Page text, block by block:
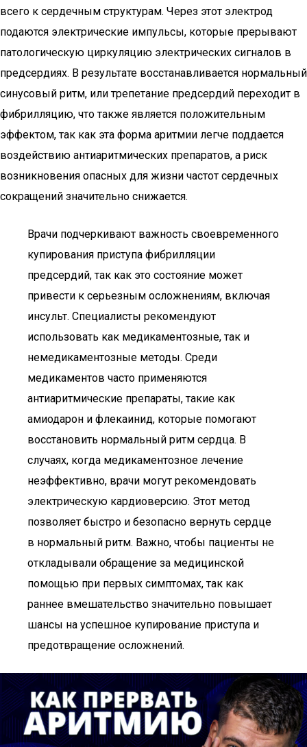
всего к сердечным структурам. Через этот электрод
подаются электрические импульсы, которые прерывают
патологическую циркуляцию электрических сигналов в
предсердиях. В результате восстанавливается нормальный
синусовый ритм, или трепетание предсердий переходит в
фибрилляцию, что также является положительным
эффектом, так как эта форма аритмии легче поддается
воздействию антиаритмических препаратов, а риск
возникновения опасных для жизни частот сердечных
сокращений значительно снижается.
Врачи подчеркивают важность своевременного
купирования приступа фибрилляции
предсердий, так как это состояние может
привести к серьезным осложнениям, включая
инсульт. Специалисты рекомендуют
использовать как медикаментозные, так и
немедикаментозные методы. Среди
медикаментов часто применяются
антиаритмические препараты, такие как
амиодарон и флекаинид, которые помогают
восстановить нормальный ритм сердца. В
случаях, когда медикаментозное лечение
неэффективно, врачи могут рекомендовать
электрическую кардиоверсию. Этот метод
позволяет быстро и безопасно вернуть сердце
в нормальный ритм. Важно, чтобы пациенты не
откладывали обращение за медицинской
помощью при первых симптомах, так как
раннее вмешательство значительно повышает
шансы на успешное купирование приступа и
предотвращение осложнений.